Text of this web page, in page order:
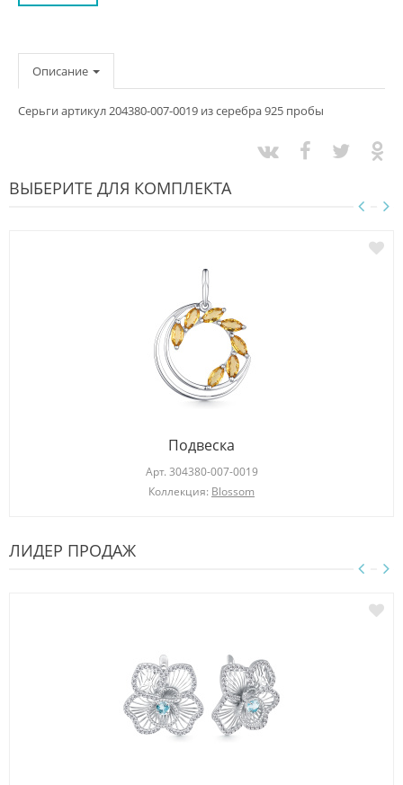
Описание
Серьги артикул 204380-007-0019 из серебра 925 пробы
ВЫБЕРИТЕ ДЛЯ КОМПЛЕКТА
Подвеска
Арт. 304380-007-0019
Коллекция: Blossom
ЛИДЕР ПРОДАЖ